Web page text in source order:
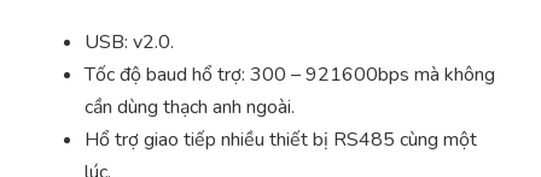
USB: v2.0.
Tốc độ baud hổ trợ: 300 – 921600bps mà không
cần dùng thạch anh ngoài.
Hổ trợ giao tiếp nhiều thiết bị RS485 cùng một